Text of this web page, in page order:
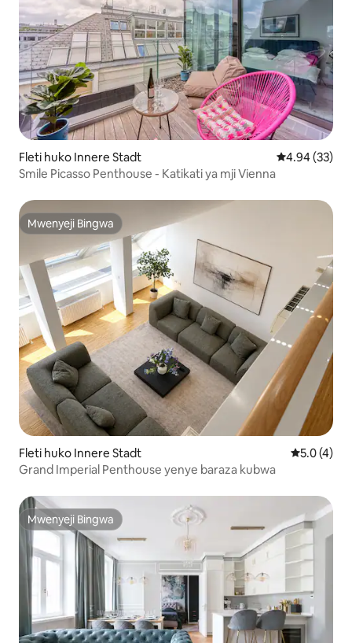
Fleti huko Innere Stadt Ukadiriaji wa
4.94 (33)
Smile Picasso Penthouse - Katikati ya mji Vienna
Mwenyeji Bingwa
Mwenyeji Bingwa
Fleti huko Innere Stadt Ukadiriaji
5.0 (4)
Grand Imperial Penthouse yenye baraza kubwa
Mwenyeji Bingwa
Mwenyeji Bingwa